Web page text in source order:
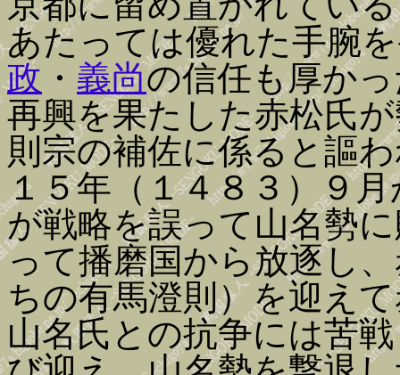
あたっては優れた手腕
政 ・ 義尚の信任も厚か
再興を果たした赤松氏
則宗の補佐に係ると謳
１５年（１４８３）９
が戦略を誤って山名勢
って播磨国から放逐し
ちの有馬澄則）を迎え
山名氏との抗争には苦